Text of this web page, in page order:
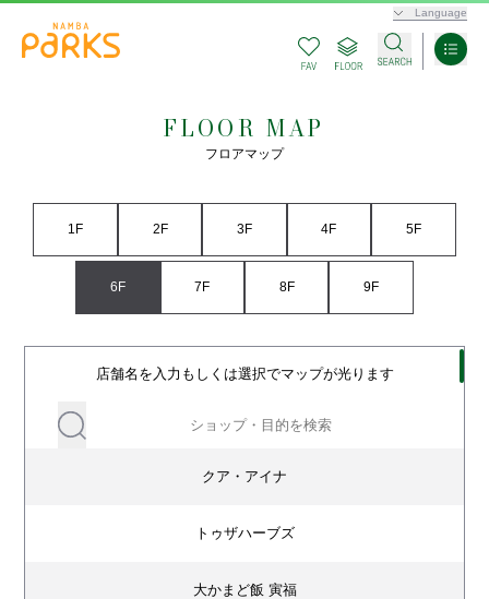
Language
FLOOR MAP
フロアマップ
1F 2F 3F 4F 5F
6F 7F 8F 9F
店舗名を入力もしくは選択でマップが光ります
クア・アイナ
トゥザハーブズ
大かまど飯 寅福